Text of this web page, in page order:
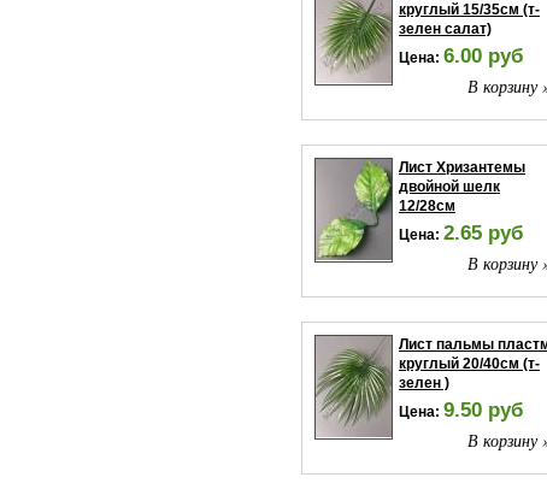
круглый 15/35см (т-
зелен салат)
Цена: 6.00 руб
В корзину
Лист Хризантемы
двойной шелк
12/28см
Цена: 2.65 руб
В корзину
Лист пальмы
круглый 20/40см (т-
зелен )
Цена: 9.50 руб
В корзину